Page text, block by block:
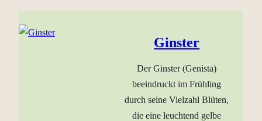
Ginster
Der Ginster (Genista)
beeindruckt im Frühling
durch seine Vielzahl Blüten,
die eine leuchtend gelbe